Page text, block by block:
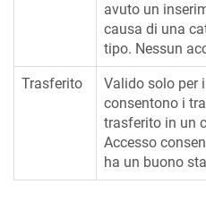
avuto un
causa di una
tipo. Nessun
Trasferito
Valido solo per
consentono i
trasferito in un
Accesso
ha un buono